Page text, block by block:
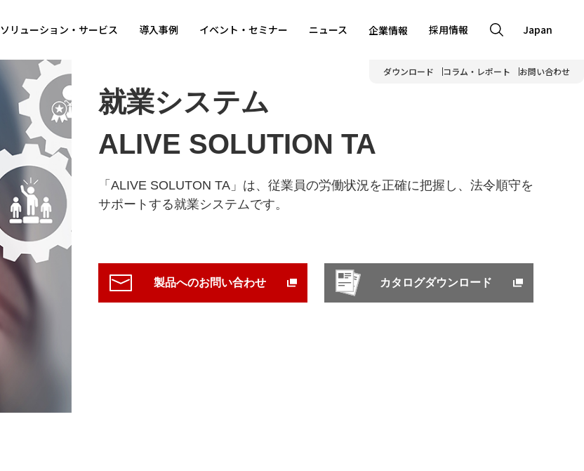
ソリューション・サービス 導入事例 イベント・セミナー ニュース 企業情報 採用情報 Japan
ダウンロード コラム・レポート お問い合わせ
就業システム
ALIVE SOLUTION TA
「ALIVE SOLUTON TA」は、従業員の労働状況を正確に把握し、法令順守を
サポートする就業システムです。
製品へのお問い合わせ カタログダウンロード